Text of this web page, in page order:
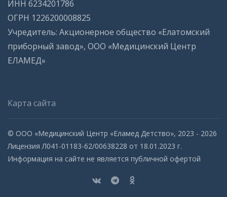
ИНН 6234201786
ОГРН 1226200008825
Учредитель: Акционерное общество «Елатомский
приборный завод», ООО «Медицинский Центр
ЕЛАМЕД»
Карта сайта
© ООО «Медицинский Центр «Еламед Детство», 2023 - 2026
Лицензия Л041-01183-62/00638228 от 18.01.2023 г.
Информация на сайте не является публичной офертой